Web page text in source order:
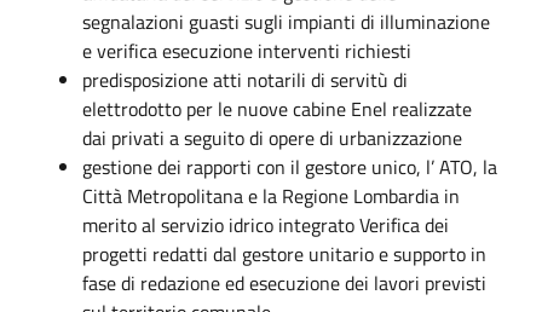
segnalazioni guasti sugli impianti di illuminazione
e verifica esecuzione interventi richiesti
predisposizione atti notarili di servitù di
elettrodotto per le nuove cabine Enel realizzate
dai privati a seguito di opere di urbanizzazione
gestione dei rapporti con il gestore unico, l’ ATO, la
Città Metropolitana e la Regione Lombardia in
merito al servizio idrico integrato Verifica dei
progetti redatti dal gestore unitario e supporto in
fase di redazione ed esecuzione dei lavori previsti